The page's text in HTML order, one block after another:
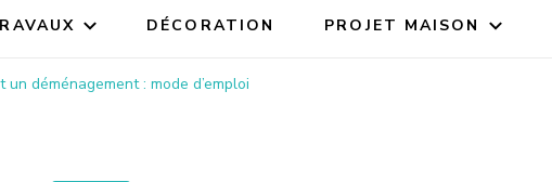
DÉCORATION PROJET MAISON
déménagement : mode d’emploi